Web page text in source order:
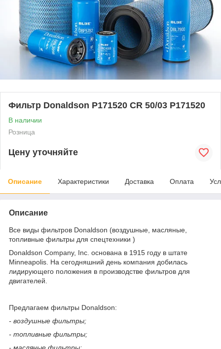
Фильтр Donaldson P171520 CR 50/03 P171520
В наличии
Розница
Цену уточняйте
Описание Характеристики Доставка Оплата
Описание
Все виды фильтров Donaldson (воздушные, масляные,
топливные фильтры для спецтехники )
Donaldson Company, Inc. основана в 1915 году в штате
Minneapolis. На сегодняшний день компания добилась
лидирующего положения в производстве фильтров для
двигателей.
Предлагаем фильтры Donaldson:
- воздушные фильтры;
- топливные фильтры;
- масляные фильтры;